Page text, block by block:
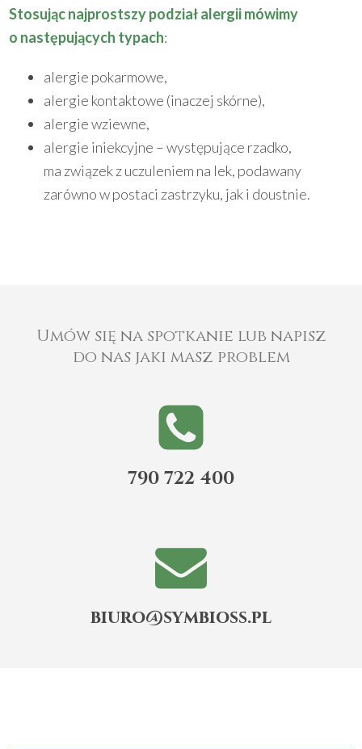
Stosując najprostszy podział alergii mówimy
o następujących typach:
alergie pokarmowe,
alergie kontaktowe (inaczej skórne),
alergie wziewne,
alergie iniekcyjne – występujące rzadko,
ma związek z uczuleniem na lek, podawany
zarówno w postaci zastrzyku, jak i doustnie.
Umów się na spotkanie lub napisz
do nas jaki masz problem
790 722 400
biuro@symbioss.pl